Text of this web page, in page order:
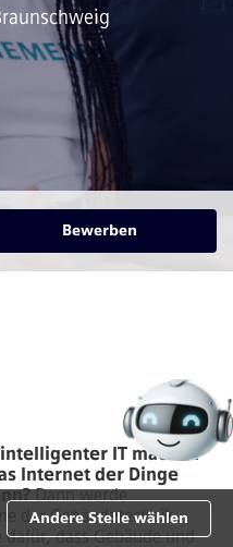
Bewerben
IT machen
Internet der Dinge
Dann werde
der Gebäudetechnik
dafür, dass Gebäude und
Andere Stelle wählen